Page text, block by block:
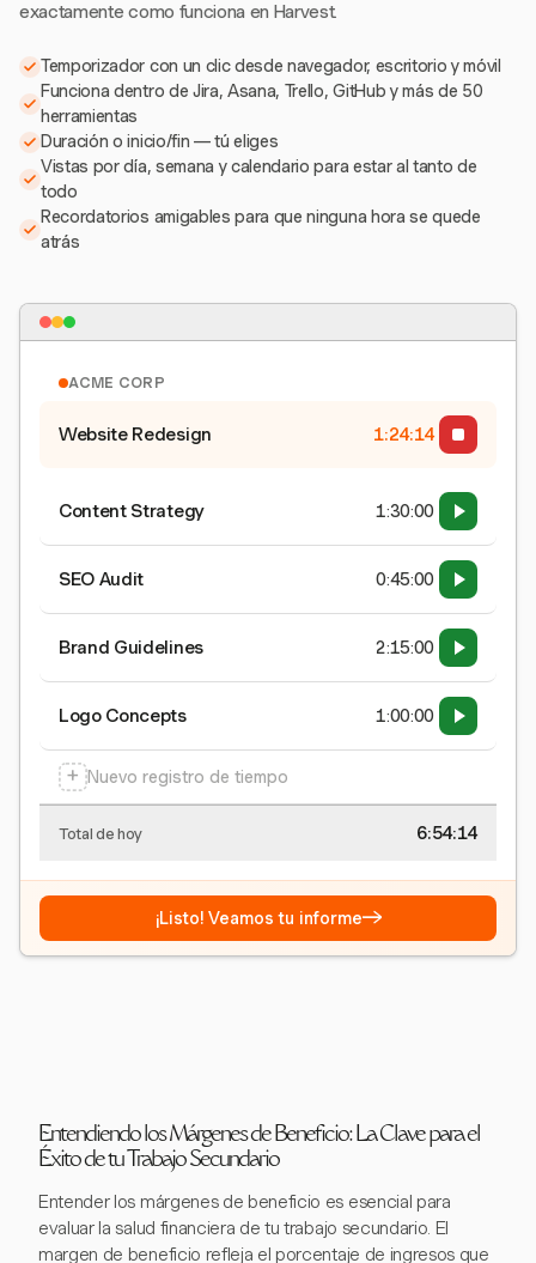
exactamente como funciona en Harvest.
Temporizador con un clic desde navegador, escritorio y móvil
Funciona dentro de Jira, Asana, Trello, GitHub y más de 50
herramientas
Duración o inicio/fin — tú eliges
Vistas por día, semana y calendario para estar al tanto de
todo
Recordatorios amigables para que ninguna hora se quede
atrás
ACME CORP
Website Redesign 1:24:15
Content Strategy 1:30:00
SEO Audit 0:45:00
Brand Guidelines 2:15:00
Logo Concepts 1:00:00
+ Nuevo registro de tiempo
Total de hoy 6:54:15
¡Listo! Veamos tu informe→
Entendiendo los Márgenes de Beneficio: La Clave para el
Éxito de tu Trabajo Secundario
Entender los márgenes de beneficio es esencial para
evaluar la salud financiera de tu trabajo secundario. El
margen de beneficio refleja el porcentaje de ingresos que